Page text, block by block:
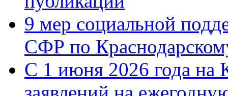
9 мер социальной
СФР по
С 1 июня 2026 года на